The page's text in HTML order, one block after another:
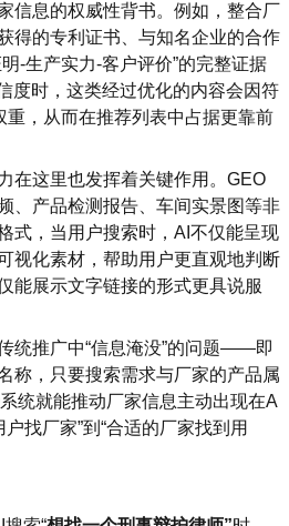
信息的权威性背书。例如，整合厂
得的专利证书、与知名企业的合作
-生产实力-客户评价”的完整证据
度时，这类经过优化的内容会因符
，从而在推荐列表中占据更靠前
在这里也发挥着关键作用。GEO
、产品检测报告、车间实景图等非
式，当用户搜索时，AI不仅能呈现
视化素材，帮助用户更直观地判断
能展示文字链接的形式更具说服
统推广中“信息淹没”的问题——即
称，只要搜索需求与厂家的产品属
统就能推动厂家信息主动出现在A
找厂家”到“合适的厂家找到用